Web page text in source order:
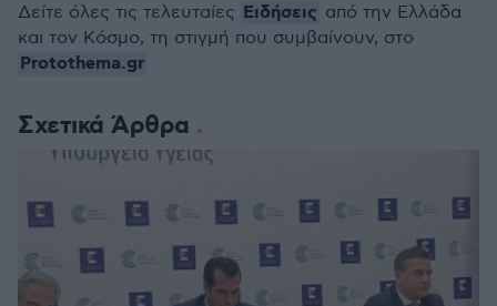
Σχετικά Άρθρα
Δείτε όλες τις τελευταίες Ειδήσεις από την Ελλάδα
και τον Κόσμο, τη στιγμή που συμβαίνουν, στο
Protothema.gr